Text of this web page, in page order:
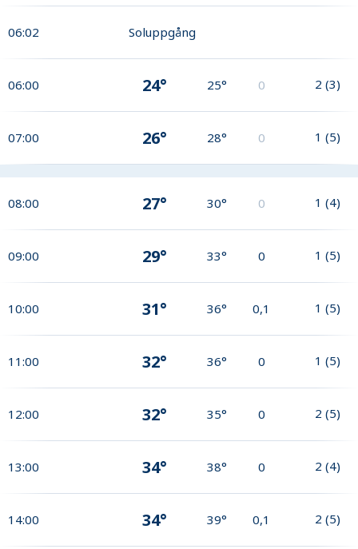
06:02 Soluppgång
06:00 24° 25° 0 2 (3)
07:00 26° 28° 0 1 (5)
08:00 27° 30° 0 1 (4)
09:00 29° 33° 0 1 (5)
10:00 31° 36° 0,1 1 (5)
11:00 32° 36° 0 1 (5)
12:00 32° 35° 0 2 (5)
13:00 34° 38° 0 2 (4)
14:00 34° 39° 0,1 2 (5)